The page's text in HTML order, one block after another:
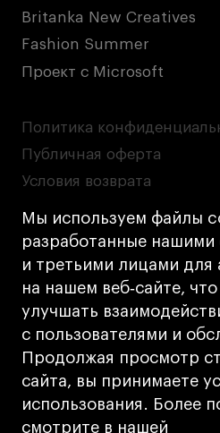
Мы используем файлы
разработанные нашими
и третьими лицами для
на нашем веб‑сайте,
улучшать
с пользователями и
Продолжая просмотр
сайта, вы принимаете
использования. Более
смотрите в нашей
Britanka New Creatives
Fashion Summer
Проект с Microsoft
© 2026 БВШД
Политика
Публичная оферта
Условия возврата
Кредит на образование с
Лицензия на
деятельности АНО ВО
Университет»
Карта сайта
Дизайн
Разработка